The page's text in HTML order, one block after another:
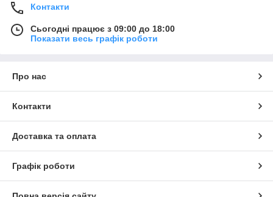
Контакти
Сьогодні працює з 09:00 до 18:00
Показати весь графік роботи
Про нас
Контакти
Доставка та оплата
Графік роботи